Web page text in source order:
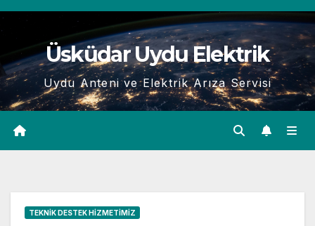
Skip
to
content Üsküdar Uydu Elektrik
Uydu Anteni ve Elektrik Arıza Servisi
TEKNIK DESTEK HIZMETIMIZ